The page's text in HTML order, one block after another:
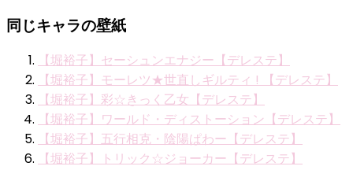
同じキャラの壁紙
【堀裕子】セーシュンエナジー【デレステ】
【堀裕子】モーレツ★世直しギルティ ! 【デレステ】
【堀裕子】彩☆きっく乙女【デレステ】
【堀裕子】ワールド・ディストーション【デレステ】
【堀裕子】五行相克・陰陽ぱわー【デレステ】
【堀裕子】トリック☆ジョーカー【デレステ】